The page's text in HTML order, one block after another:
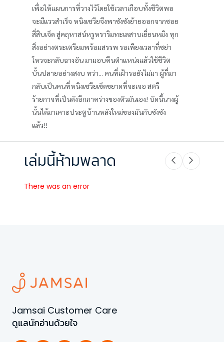
เพื่อให้แผนการที่วางไว้โดยใช้เวลาเกือบทั้งชีวิตพอ
จะมีแววสำเร็จ หนิงเชวียจึงพาซังซังย้ายออกจากซอย
สี่สิบเจ็ด สู่คฤหาสน์หรูหราริมทะเลสาบเยี่ยนหมิง ทุก
สิ่งอย่างตระเตรียมพร้อมสรรพ รอเพียงเวลาที่ซย่า
โหวจะกลับฉางอัน มามอบคืนตำแหน่งแล้วใช้ชีวิต
บั้นปลายอย่างสงบ ทว่า... คนที่เฝ้ารอยังไม่มา ผู้ที่มา
กลับเป็นคนที่หนิงเชวียเข็ดขยาดที่จะเจอ สตรี
ร้ายกาจที่เป็นดังอีกภาคร่างของตัวมันเอง! บัดนี้นางผู้
นั้นได้มาเคาะประตูบ้านหลังใหม่ของมันกับซังซัง
แล้ว!!
เล่มนี้ห้ามพลาด
There was an error
Jamsai Customer Care
ดูแลนักอ่านด้วยใจ